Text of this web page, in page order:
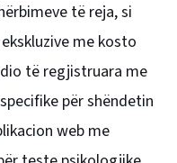
të reja, si
me kosto
të regjistruara me
për shëndetin
web me